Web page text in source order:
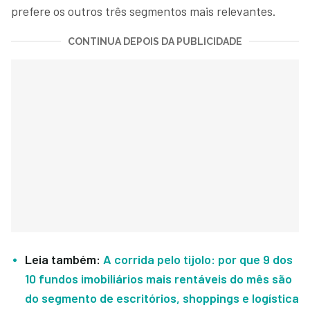
prefere os outros três segmentos mais relevantes.
CONTINUA DEPOIS DA PUBLICIDADE
Leia também: A corrida pelo tijolo: por que 9 dos
10 fundos imobiliários mais rentáveis do mês são
do segmento de escritórios, shoppings e logística